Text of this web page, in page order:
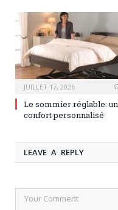
JUILLET 17, 2026
Le sommier réglable: un
confort personnalisé
LEAVE A REPLY